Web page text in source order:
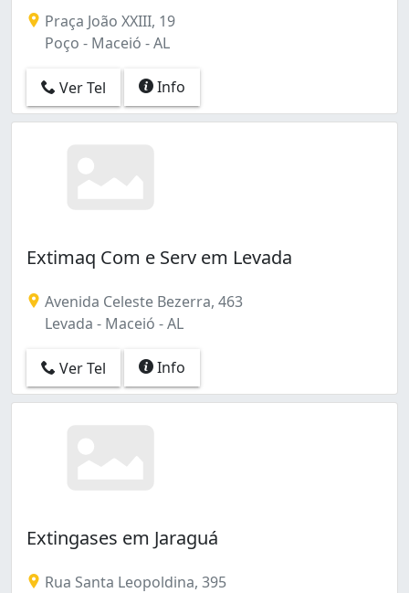
Praça João XXIII, 19
Poço - Maceió - AL
Ver Tel Info
Extimaq Com e Serv em Levada
Avenida Celeste Bezerra, 463
Levada - Maceió - AL
Ver Tel Info
Extingases em Jaraguá
Rua Santa Leopoldina, 395